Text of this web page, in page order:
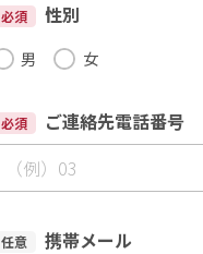
必須 性別
男 女
必須
ご連絡先電話番号
任意 携帯メール